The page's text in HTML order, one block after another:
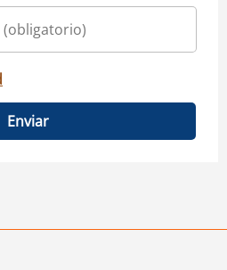
Enviar